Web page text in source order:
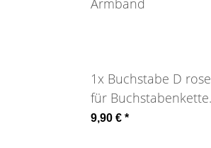
1x Buchstabe D rose
für Buchstabenkette
oder Armband
9,90 € *